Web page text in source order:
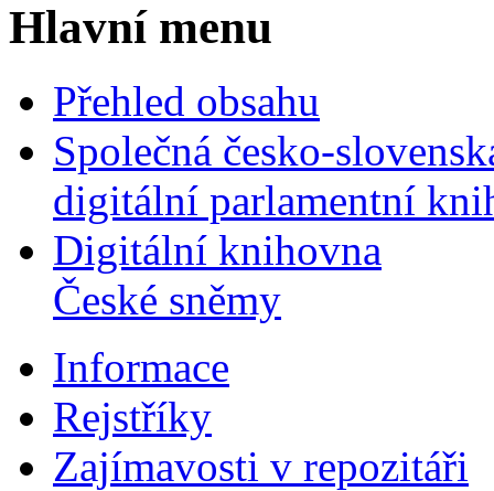
Hlavní menu
Přehled obsahu
Společná česko-
digitální parlamentní
Digitální knihovna
České sněmy
Informace
Rejstříky
Zajímavosti v repozitáři